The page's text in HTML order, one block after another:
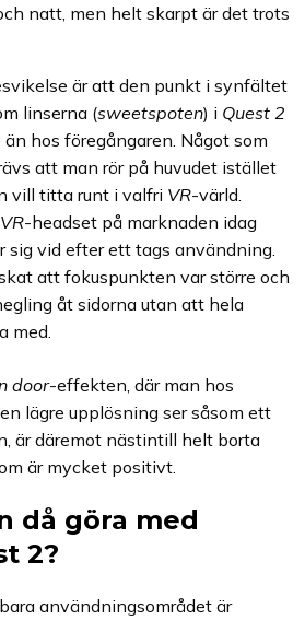
natt, men helt skarpt är det trots
är att den punkt i synfältet
linserna (sweetspoten) i Quest 2
hos föregångaren. Något som
att man rör på huvudet istället
vill titta runt i valfri VR-värld.
VR-headset på marknaden idag
sig vid efter ett tags användning.
att fokuspunkten var större och
åt sidorna utan att hela
med.
door-effekten, där man hos
lägre upplösning ser såsom ett
är däremot nästintill helt borta
är mycket positivt.
då göra med
2?
användningsområdet är